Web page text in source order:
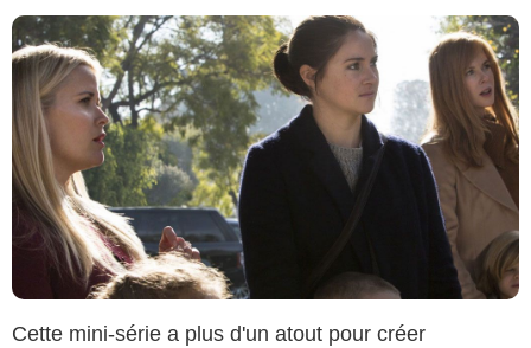
Cette mini-série a plus d'un atout pour créer